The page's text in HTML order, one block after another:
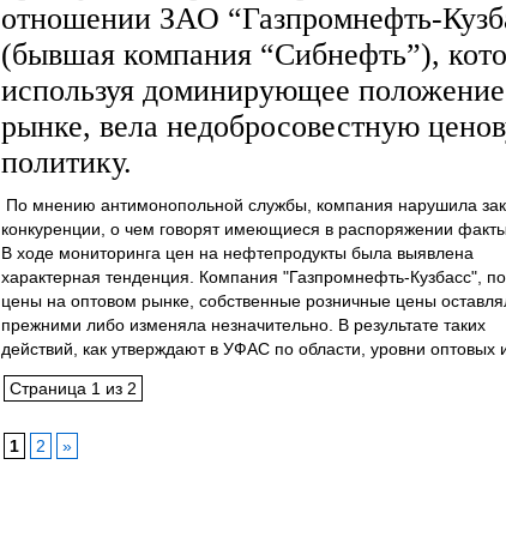
отношении ЗАО “Газпромнефть-
(бывшая компания “Сибнефть”),
используя доминирующее
рынке, вела недобросовестную
политику.
По мнению антимонопольной службы, компания нарушила
конкуренции, о чем говорят имеющиеся в распоряжении
В ходе мониторинга цен на нефтепродукты была выявлена
характерная тенденция. Компания "Газпромнефть-Кузбасс",
цены на оптовом рынке, собственные розничные цены
прежними либо изменяла незначительно. В результате таких
действий, как утверждают в УФАС по области, уровни оптовых
Страница 1 из 2
1 2 »